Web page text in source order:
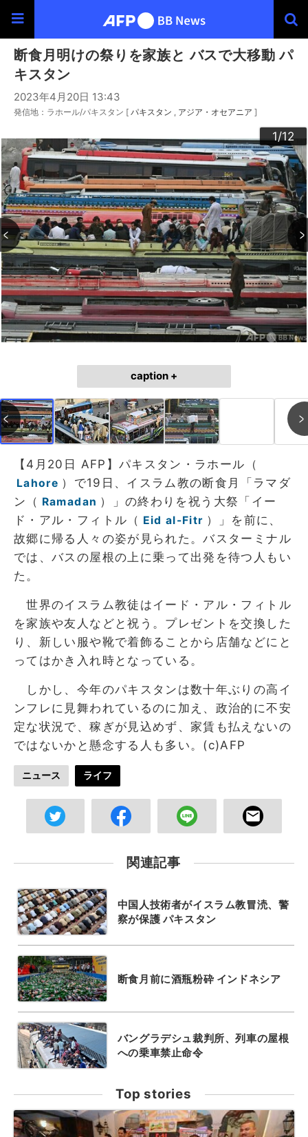
断食月明けの祭りを家族と バスで大移動 パ
キスタン
2023年4月20日 13:43
発信地：ラホール/パキスタン [ パキスタン アジア・オセアニア ]
1/12
2/12
3/12
4/12
5/12
6/12
7/12
8/12
9/12
10/12
11/12
12/12
caption +
【4月20日 AFP】パキスタン・ラホール（
Lahore ）で19日、イスラム教の断食月「ラマダ
ン（ Ramadan ）」の終わりを祝う大祭「イー
ド・アル・フィトル（ Eid al-Fitr ）」を前に、
故郷に帰る人々の姿が見られた。バスターミナル
では、バスの屋根の上に乗って出発を待つ人もい
た。
世界のイスラム教徒はイード・アル・フィトル
を家族や友人などと祝う。プレゼントを交換した
り、新しい服や靴で着飾ることから店舗などにと
ってはかき入れ時となっている。
しかし、今年のパキスタンは数十年ぶりの高イ
ンフレに見舞われているのに加え、政治的に不安
定な状況で、稼ぎが見込めず、家賃も払えないの
ではないかと懸念する人も多い。(c)AFP
ニュース ライフ
関連記事
中国人技術者がイスラム教冒涜、警
察が保護 パキスタン
断食月前に酒瓶粉砕 インドネシア
バングラデシュ裁判所、列車の屋根
への乗車禁止命令
Top stories